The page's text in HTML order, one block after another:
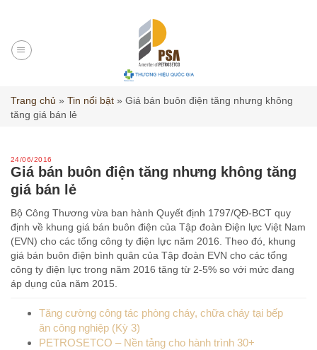
content
Trang chủ » Tin nổi bật » Giá bán buôn điện tăng nhưng không
tăng giá bán lẻ
24/06/2016
Giá bán buôn điện tăng nhưng không tăng
giá bán lẻ
Bộ Công Thương vừa ban hành Quyết định 1797/QĐ-BCT quy
định về khung giá bán buôn điện của Tập đoàn Điện lực Việt Nam
(EVN) cho các tổng công ty điện lực năm 2016. Theo đó, khung
giá bán buôn điện bình quân của Tập đoàn EVN cho các tổng
công ty điện lực trong năm 2016 tăng từ 2-5% so với mức đang
áp dụng của năm 2015.
Tăng cường công tác phòng cháy, chữa cháy tại bếp
ăn công nghiệp (Kỳ 3)
PETROSETCO – Nền tảng cho hành trình 30+